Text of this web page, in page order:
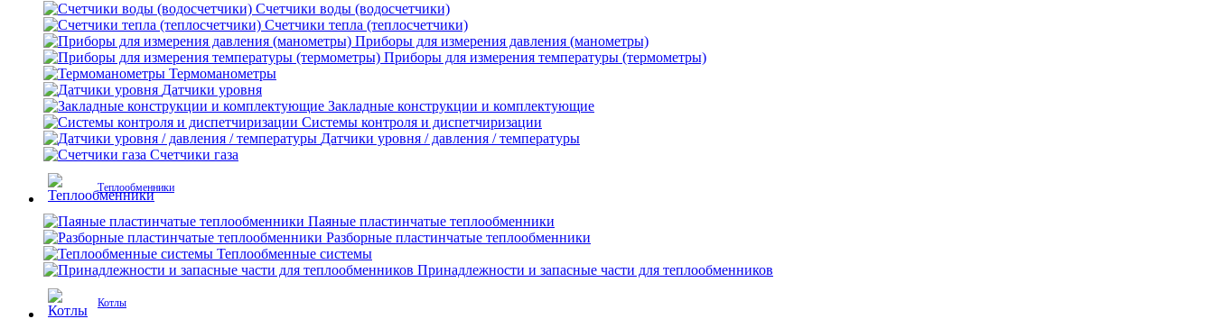
Счетчики воды (водосчетчики)
Счетчики тепла (теплосчетчики)
Приборы для измерения давления (манометры)
Приборы для измерения температуры (термометры)
Термоманометры
Датчики уровня
Закладные конструкции и комплектующие
Системы контроля и диспетчиризации
Датчики уровня / давления / температуры
Счетчики газа
Теплообменники
Паяные пластинчатые теплообменники
Разборные пластинчатые теплообменники
Теплообменные системы
Принадлежности и запасные части для теплообменников
Котлы